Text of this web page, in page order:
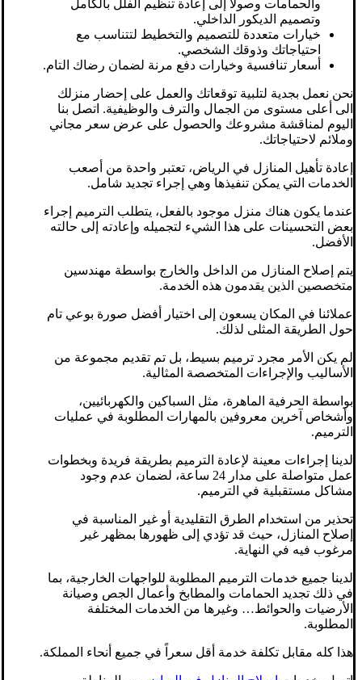
والحمامات وصولاً إلى إعادة تنظيم الفلل بالكامل
وتصميم الديكور الداخلي.
خيارات متعددة للتصميم والتخطيط لتتناسب مع
احتياجاتك وذوقك الشخصي.
أسعار تنافسية وخيارات دفع مرنة لضمان رضاك التام.
نحن نعمل بجدية لتلبية توقعاتك والعمل على إحضار منزلك
الى أعلى مستوى من الجمال والترف والوظيفية. اتصل بنا
اليوم لمناقشة مشروعك والحصول على عرض سعر مجاني
وملائم لاحتياجاتك.
إعادة تأهيل المنازل في الرياض، تعتبر واحدة من أصعب
الخدمات التي يمكن تنفيذها وهي إجراء تجديد شامل.
عندما يكون هناك منزل موجود بالفعل، يتطلب الترميم إجراء
بعض التحسينات على هذا الشيء لتجميله وإعادته إلى حالته
الأفضل.
يتم إصلاح المنازل من الداخل والخارج بواسطة مهندسين
متخصصين الذين يقدمون هذه الخدمة.
عملائنا في المكان يسعون إلى اختيار أفضل صورة بوعي تام
حول الطريقة المثلى لذلك.
لم يكن الأمر مجرد ترميم بسيط، بل تم تقديم مجموعة من
الأساليب والإجراءات المتخصصة المثالية.
بواسطة الحرفية الماهرة، مثل السباكين والكهربائيين،
وأشخاص آخرين معروفين بالمهارات المطلوبة في عمليات
الترميم.
لدينا إجراءات معينة لإعادة الترميم بطريقة فريدة وبخطوات
عمل متواصلة على مدار 24 ساعة، لضمان عدم وجود
مشاكل مستقبلية في الترميم.
تحذير من استخدام الطرق التقليدية أو غير المناسبة في
إصلاح المنازل، حيث قد تؤدي إلى ظهورها بمظهر غير
مرغوب فيه في النهاية.
لدينا جميع خدمات الترميم المطلوبة للواجهات الخارجية، بما
في ذلك تجديد الحمامات والمطابخ وأعمال الجص وصيانة
الأرضيات والحوائط… وغيرها من الخدمات المختلفة
المطلوبة.
هذا كله مقابل تكلفة خدمة أقل سعراً في جميع أنحاء المملكة.